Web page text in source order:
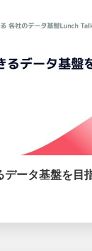
データ基盤を目